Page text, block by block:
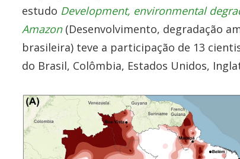
estudo Development, environmental
Amazon (Desenvolvimento, degradação
brasileira) teve a participação de 13
do Brasil, Colômbia, Estados Unidos,